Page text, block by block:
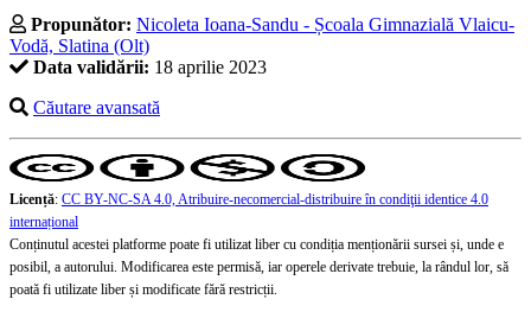
Propunător: Nicoleta Ioana-Sandu - Școala Gimnazială Vlaicu-
Vodă, Slatina (Olt)
Data validării: 18 aprilie 2023
Căutare avansată
Licență: CC BY-NC-SA 4.0, Atribuire-necomercial-distribuire în condiţii identice 4.0
internațional
Conținutul acestei platforme poate fi utilizat liber cu condiția menționării sursei și, unde e
posibil, a autorului. Modificarea este permisă, iar operele derivate trebuie, la rândul lor, să
poată fi utilizate liber și modificate fără restricții.